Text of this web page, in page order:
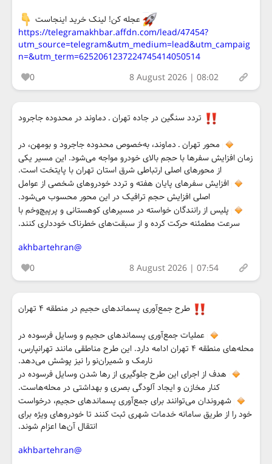
عجله کن! لینک خرید اینجاست
https://telegramakhbar.affdn.com/lead/47454?
utm_source=telegram&utm_medium=lead&utm_campaig
n=&utm_term=6252061237224745414050514
0
8 August 2026 | 08:02
تردد سنگین در جاده تهران ـ دماوند در محدوده جاجرود
محور تهران ـ دماوند، به‌خصوص محدوده جاجرود و بومهن، در
زمان افزایش سفرها با حجم بالای خودرو مواجه می‌شود. این مسیر یکی
از محورهای اصلی ارتباطی شرق استان تهران با پایتخت است.
افزایش سفرهای پایان هفته و تردد خودروهای شخصی از عوامل
اصلی افزایش حجم ترافیک در این محور محسوب می‌شود.
پلیس از رانندگان خواسته در مسیرهای کوهستانی و پرپیچ‌وخم با
سرعت مطمئنه حرکت کرده و از سبقت‌های خطرناک خودداری کنند.
@akhbartehran
0
8 August 2026 | 07:54
طرح جمع‌آوری پسماندهای حجیم در منطقه ۴ تهران
عملیات جمع‌آوری پسماندهای حجیم و وسایل فرسوده در
محله‌های منطقه ۴ تهران ادامه دارد. این طرح مناطقی مانند تهرانپارس،
نارمک و شمیران‌نو را نیز پوشش می‌دهد.
هدف از اجرای این طرح جلوگیری از رها شدن وسایل فرسوده در
کنار مخازن و ایجاد آلودگی بصری و بهداشتی در محله‌هاست.
شهروندان می‌توانند برای جمع‌آوری پسماندهای حجیم، درخواست
خود را از طریق سامانه خدمات شهری ثبت کنند تا خودروهای ویژه برای
انتقال آن‌ها اعزام شوند.
@akhbartehran